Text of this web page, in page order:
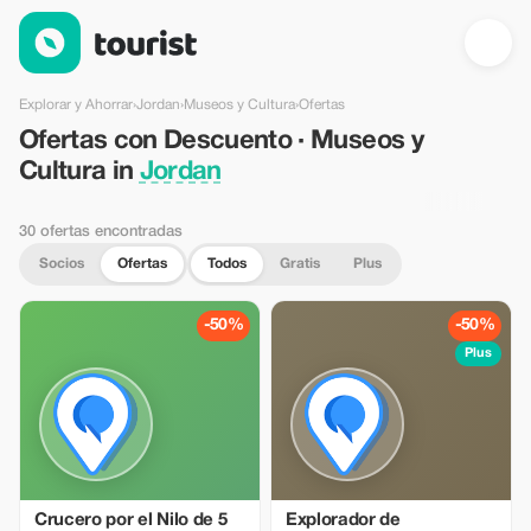
Ofertas con Descuento · Museos y Cultura in Jordan — Tourist
Explorar y Ahorrar›Jordan›Museos y Cultura›Ofertas
Ofertas con Descuento · Museos y
Cultura in Jordan
30 ofertas encontradas
Socios Ofertas Todos Gratis Plus
-50%
Crucero por el Nilo de 5
-50%
Plus
Explorador de